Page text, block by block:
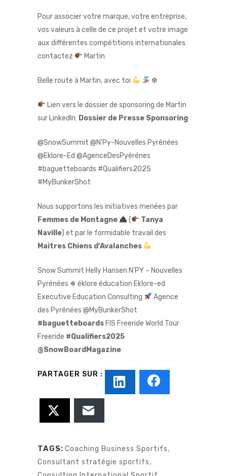
Pour associer votre marque, votre entreprise,
vos valeurs à celle de ce projet et votre image
aux différentes compétitions internationales
contactez
Martin
Belle route à Martin, avec toi ❆
Lien vers le dossier de sponsoring de Martin
sur LinkedIn: Dossier de Presse Sponsoring
@SnowSummit @N’Py-Nouvelles Pyrénées
@Eklore-Ed @AgenceDesPyérénes
#baguetteboards #Qualifiers2025
#MyBunkerShot
Nous supportons les initiatives menées par
Femmes de Montagne
(
Tanya
Naville) et par le formidable travail des
Maitres Chiens d’Avalanches
Snow Summit Helly Hansen N’PY – Nouvelles
Pyrénées ❅ éklore éducation Eklore-ed
Executive Education Consulting
Agence
des Pyrénées @MyBunkerShot
# baguetteboards FIS Freeride World Tour
Freeride #Qualifiers2025
@SnowBoardMagazine
TAGS: Coaching Business Sportifs,
Consultant stratégie sportifs,